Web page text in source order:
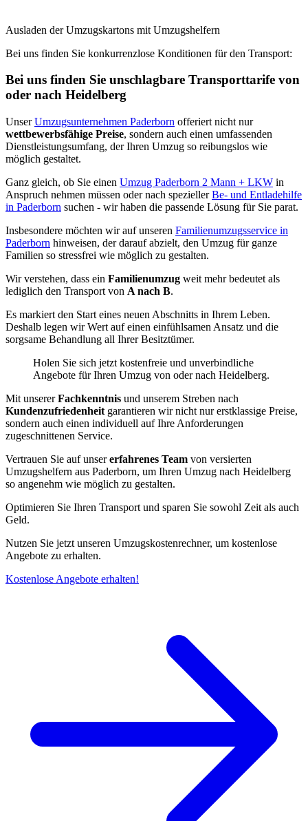
Ausladen der Umzugskartons mit Umzugshelfern
Bei uns finden Sie konkurrenzlose Konditionen für den Transport:
Bei uns finden Sie unschlagbare Transporttarife von
oder nach Heidelberg
UnserUmzugsunternehmen Paderborn offeriert nicht nur
wettbewerbsfähige Preise, sondern auch einen umfassenden
Dienstleistungsumfang, der Ihren Umzug so reibungslos wie
möglich gestaltet.
Ganz gleich, ob Sie einen Umzug Paderborn 2 Mann + LKW in
Anspruch nehmen müssen oder nach speziellerBe- und Entladehilfe
in Paderborn suchen - wir haben die passende Lösung für Sie parat.
Insbesondere möchten wir auf unseren Familienumzugsservice in
Paderborn hinweisen, der darauf abzielt, den Umzug für ganze
Familien so stressfrei wie möglich zu gestalten.
Wir verstehen, dass ein Familienumzug weit mehr bedeutet als
lediglich den Transport von A nach B.
Es markiert den Start eines neuen Abschnitts in Ihrem Leben.
Deshalb legen wir Wert auf einen einfühlsamen Ansatz und die
sorgsame Behandlung all Ihrer Besitztümer.
Holen Sie sich jetzt kostenfreie und unverbindliche
Angebote für Ihren Umzug von oder nach Heidelberg.
Mit unsererFachkenntnis und unserem Streben nach
Kundenzufriedenheit garantieren wir nicht nur erstklassige Preise,
sondern auch einen individuell auf Ihre Anforderungen
zugeschnittenen Service.
Vertrauen Sie auf unsererfahrenes Team von versierten
Umzugshelfern aus Paderborn, um Ihren Umzug nach Heidelberg
so angenehm wie möglich zu gestalten.
Optimieren Sie Ihren Transport und sparen Sie sowohl Zeit als auch
Geld.
Nutzen Sie jetzt unseren Umzugskostenrechner, um kostenlose
Angebote zu erhalten.
Kostenlose Angebote erhalten!